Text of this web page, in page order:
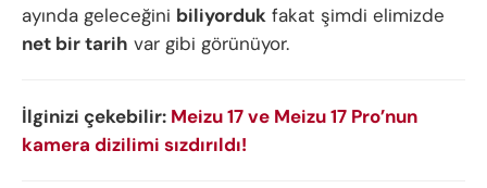
ayında geleceğini biliyorduk fakat şimdi elimizde
net bir tarih var gibi görünüyor.
İlginizi çekebilir: Meizu 17 ve Meizu 17 Pro’nun
kamera dizilimi sızdırıldı!